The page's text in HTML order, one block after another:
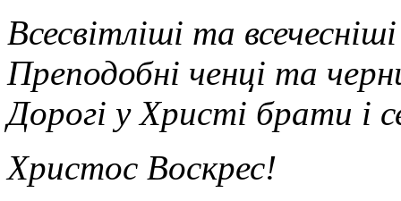
Всесвітліші та
Преподобні ченці та
Дорогі у Христі брати і
Христос Воскрес!